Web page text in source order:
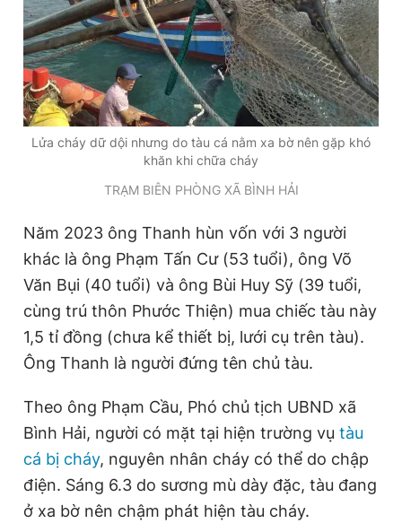
Lửa cháy dữ dội nhưng do tàu cá nằm xa bờ nên gặp khó
khăn khi chữa cháy
TRẠM BIÊN PHÒNG XÃ BÌNH HẢI
Năm 2023 ông Thanh hùn vốn với 3 người
khác là ông Phạm Tấn Cư (53 tuổi), ông Võ
Văn Bụi (40 tuổi) và ông Bùi Huy Sỹ (39 tuổi,
cùng trú thôn Phước Thiện) mua chiếc tàu này
1,5 tỉ đồng (chưa kể thiết bị, lưới cụ trên tàu).
Ông Thanh là người đứng tên chủ tàu.
Theo ông Phạm Cầu, Phó chủ tịch UBND xã
Bình Hải, người có mặt tại hiện trường vụ tàu
cá bị cháy, nguyên nhân cháy có thể do chập
điện. Sáng 6.3 do sương mù dày đặc, tàu đang
ở xa bờ nên chậm phát hiện tàu cháy.